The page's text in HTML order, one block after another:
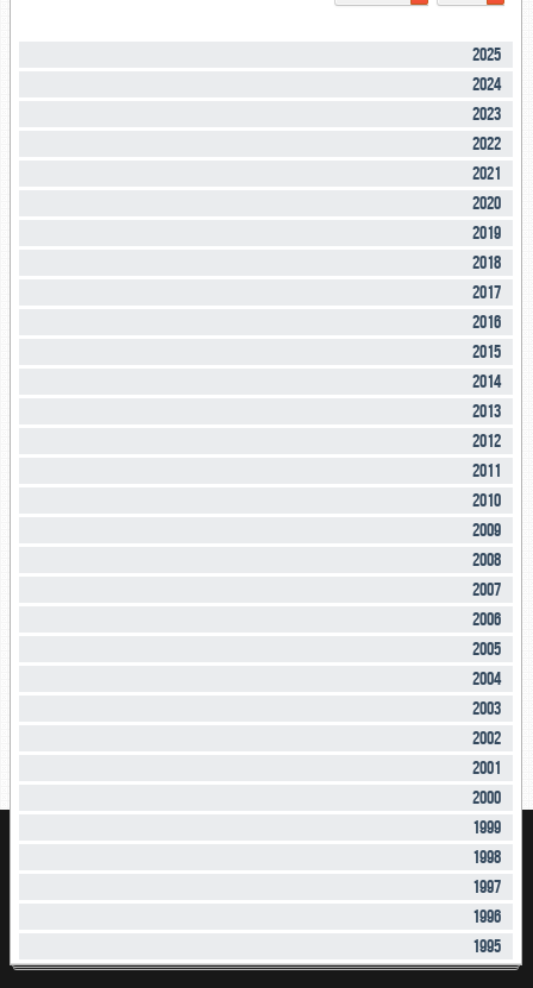
2025
2024
2023
2022
2021
2020
2019
2018
2017
2016
2015
2014
2013
2012
2011
2010
2009
2008
2007
2006
2005
2004
2003
2002
2001
2000
1999
1998
1997
1996
1995